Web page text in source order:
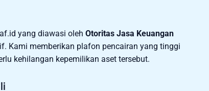
yang diawasi oleh Otoritas Jasa Keuangan
Kami memberikan plafon pencairan yang tinggi
kehilangan kepemilikan aset tersebut.